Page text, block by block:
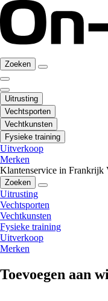
Zoeken
Uitrusting
Vechtsporten
Vechtkunsten
Fysieke training
Uitverkoop
Merken
Klantenservice in Frankrijk
Zoeken
Uitrusting
Vechtsporten
Vechtkunsten
Fysieke training
Uitverkoop
Merken
Toevoegen aan